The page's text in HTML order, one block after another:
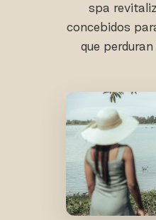
spa
concebidos
que